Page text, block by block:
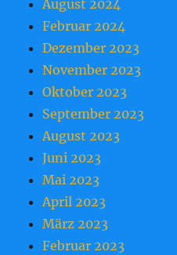
August 2024
Februar 2024
Dezember 2023
November 2023
Oktober 2023
September 2023
August 2023
Juni 2023
Mai 2023
April 2023
März 2023
Februar 2023